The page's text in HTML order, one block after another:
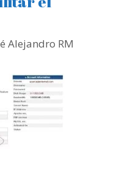
Alejandro RM